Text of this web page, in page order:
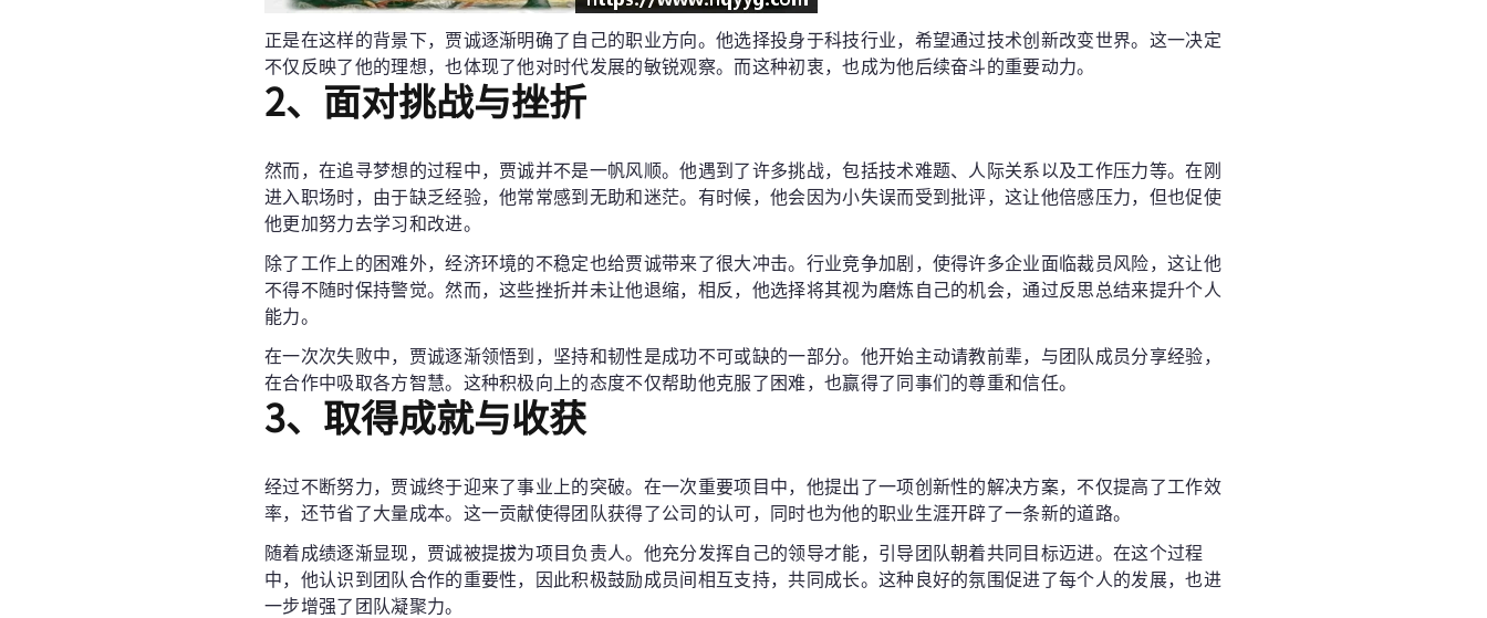
正是在这样的背景下，贾诚逐渐明确了自己的职业方向。他选择投身于科技行业，希望通过技术创新改变世界。这一决定
不仅反映了他的理想，也体现了他对时代发展的敏锐观察。而这种初衷，也成为他后续奋斗的重要动力。
2、面对挑战与挫折
然而，在追寻梦想的过程中，贾诚并不是一帆风顺。他遇到了许多挑战，包括技术难题、人际关系以及工作压力等。在刚
进入职场时，由于缺乏经验，他常常感到无助和迷茫。有时候，他会因为小失误而受到批评，这让他倍感压力，但也促使
他更加努力去学习和改进。
除了工作上的困难外，经济环境的不稳定也给贾诚带来了很大冲击。行业竞争加剧，使得许多企业面临裁员风险，这让他
不得不随时保持警觉。然而，这些挫折并未让他退缩，相反，他选择将其视为磨炼自己的机会，通过反思总结来提升个人
能力。
在一次次失败中，贾诚逐渐领悟到，坚持和韧性是成功不可或缺的一部分。他开始主动请教前辈，与团队成员分享经验，
在合作中吸取各方智慧。这种积极向上的态度不仅帮助他克服了困难，也赢得了同事们的尊重和信任。
3、取得成就与收获
经过不断努力，贾诚终于迎来了事业上的突破。在一次重要项目中，他提出了一项创新性的解决方案，不仅提高了工作效
率，还节省了大量成本。这一贡献使得团队获得了公司的认可，同时也为他的职业生涯开辟了一条新的道路。
随着成绩逐渐显现，贾诚被提拔为项目负责人。他充分发挥自己的领导才能，引导团队朝着共同目标迈进。在这个过程
中，他认识到团队合作的重要性，因此积极鼓励成员间相互支持，共同成长。这种良好的氛围促进了每个人的发展，也进
一步增强了团队凝聚力。